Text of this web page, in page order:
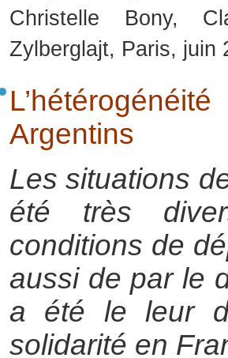
Christelle Bony,
Zylberglajt, Paris, juin
Argentins
Les situations
été très
conditions de
aussi de par le
a été le leur
solidarité en